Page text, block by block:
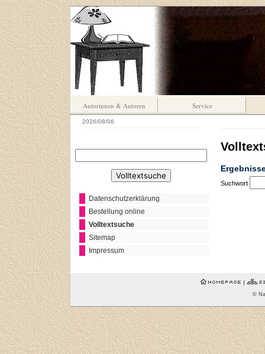
Autorinnen & Autoren Service
2026/08/06
Datenschutzerklärung
Bestellung online
Volltextsuche
Sitemap
Impressum
Suchwort
|
©